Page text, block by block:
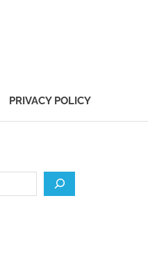
PRIVACY POLICY